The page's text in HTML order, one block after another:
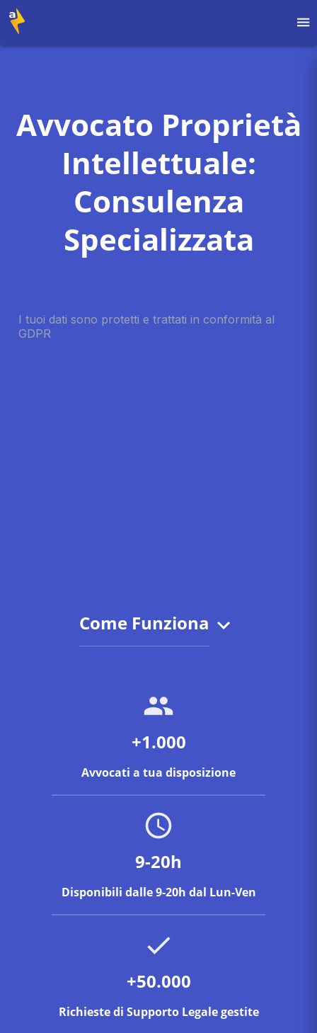
Avvocato Proprietà
Intellettuale:
Consulenza
Specializzata
Come Funziona
+1.000
Avvocati a tua disposizione
9-20h
Disponibili dalle 9-20h dal Lun-Ven
+50.000
Richieste di Supporto Legale gestite